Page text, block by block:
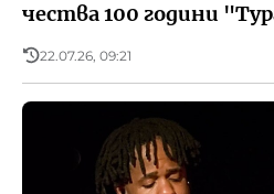
чества 100 години
22.07.26, 09:21